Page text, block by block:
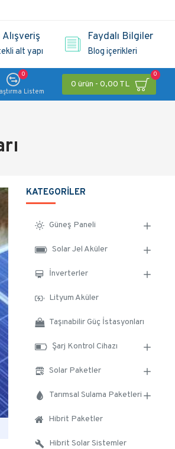
alt yapı
Faydalı Bilgiler
Blog içerikleri
Listem
0
0 ürün - 0,00 TL
0
KATEGORILER
Güneş Paneli
Solar Jel Aküler
İnverterler
Lityum Aküler
Taşınabilir Güç İstasyonları
Şarj Kontrol Cihazı
Solar Paketler
Tarımsal Sulama Paketleri
Hibrit Paketler
Hibrit Solar Sistemler